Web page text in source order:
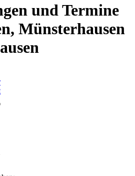
und Termine
Münsterhausen